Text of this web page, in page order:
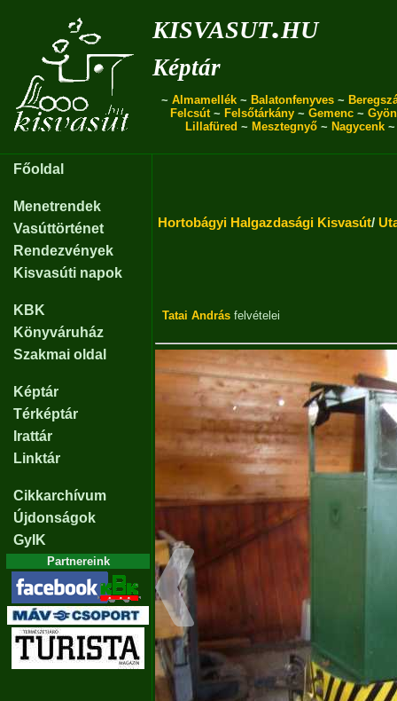
kisvasut.hu
Képtár
~ Almamellék ~ Balatonfenyves ~
Felcsút~ Felsőtárkány ~ Gemenc ~
Lillafüred ~ Mesztegnyő~ Nagycenk
Főoldal
Menetrendek
Vasúttörténet
Rendezvények
Kisvasúti napok
KBK
Könyváruház
Szakmai oldal
Képtár
Térképtár
Irattár
Linktár
Cikkarchívum
Újdonságok
GyIK
Partnereink
Hortobágyi Halgazdasági Kisvasút/
Tatai András felvételei